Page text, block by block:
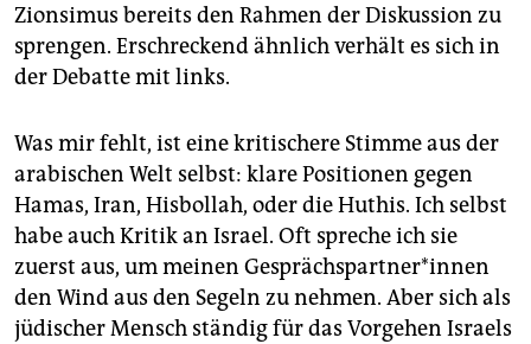
Zionsimus bereits den Rahmen der Diskussion zu
sprengen. Erschreckend ähnlich verhält es sich in
der Debatte mit links.
Was mir fehlt, ist eine kritischere Stimme aus der
arabischen Welt selbst: klare Positionen gegen
Hamas, Iran, Hisbollah, oder die Huthis. Ich selbst
habe auch Kritik an Israel. Oft spreche ich sie
zuerst aus, um meinen Ge­sprächs­part­ne­r*in­nen
den Wind aus den Segeln zu nehmen. Aber sich als
jüdischer Mensch ständig für das Vorgehen Israels